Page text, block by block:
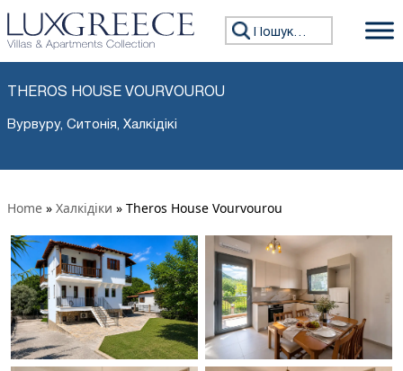
Пошук:
THEROS HOUSE VOURVOUROU
Вурвуру, Ситонія, Халкідікі
Home » Халкідіки » Theros House Vourvourou